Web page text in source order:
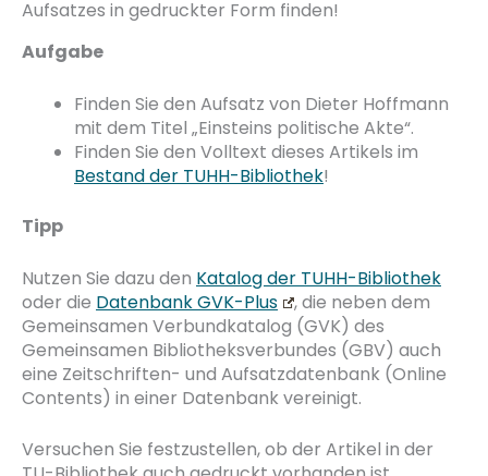
Aufsatzes in gedruckter Form finden!
Aufgabe
Finden Sie den Aufsatz von Dieter Hoffmann
mit dem Titel „Einsteins politische Akte“.
Finden Sie den Volltext dieses Artikels im
Bestand der TUHH-Bibliothek!
Tipp
Nutzen Sie dazu den Katalog der TUHH-Bibliothek
oder die Datenbank GVK-Plus
, die neben dem
Gemeinsamen Verbundkatalog (GVK) des
Gemeinsamen Bibliotheksverbundes (GBV) auch
eine Zeitschriften- und Aufsatzdatenbank (Online
Contents) in einer Datenbank vereinigt.
Versuchen Sie festzustellen, ob der Artikel in der